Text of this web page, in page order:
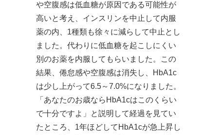
や空腹感は低血糖が原因である可能性が
高いと考え、インスリンを中止して内服
薬の内、1種類も徐々に減らして中止とし
ました。代わりに低血糖を起こしにくい
別のお薬を内服してもらいました。この
結果、倦怠感や空腹感は消失し、HbA1c
は少し上がって6.5～7.0%になりました。
「あなたのお歳ならHbA1cはこのくらい
で十分ですよ」と説明して経過を見てい
たところ、1年ほどしてHbA1cが急上昇し